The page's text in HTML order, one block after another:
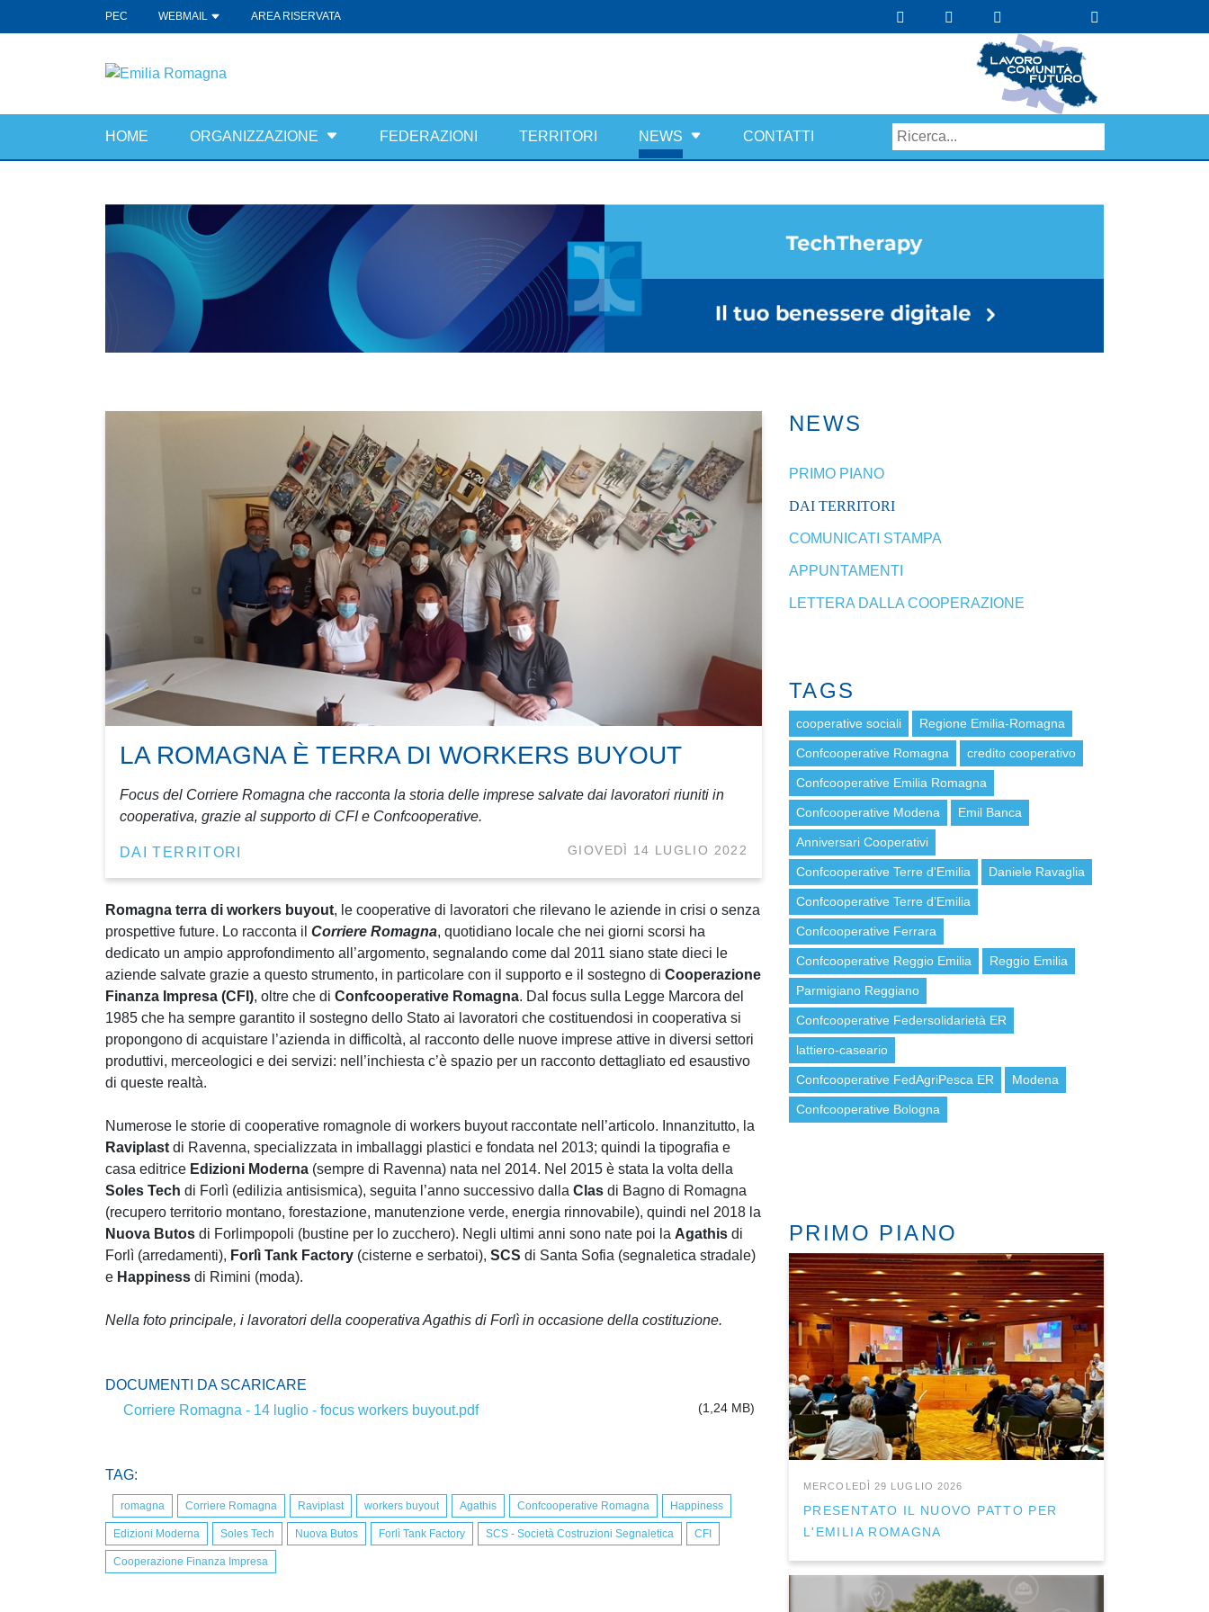
PEC WEBMAIL AREA RISERVATA
HOME ORGANIZZAZIONE FEDERAZIONI TERRITORI NEWS CONTATTI
LA ROMAGNA È TERRA DI WORKERS BUYOUT
Focus del Corriere Romagna che racconta la storia delle imprese salvate dai lavoratori riuniti in
cooperativa, grazie al supporto di CFI e Confcooperative.
DAI TERRITORI GIOVEDÌ 14 LUGLIO 2022
Romagna terra di workers buyout, le cooperative di lavoratori che rilevano le aziende in crisi o senza
prospettive future. Lo racconta il Corriere Romagna, quotidiano locale che nei giorni scorsi ha
dedicato un ampio approfondimento all’argomento, segnalando come dal 2011 siano state dieci le
aziende salvate grazie a questo strumento, in particolare con il supporto e il sostegno di Cooperazione
Finanza Impresa (CFI), oltre che di Confcooperative Romagna. Dal focus sulla Legge Marcora del
1985 che ha sempre garantito il sostegno dello Stato ai lavoratori che costituendosi in cooperativa si
propongono di acquistare l’azienda in difficoltà, al racconto delle nuove imprese attive in diversi settori
produttivi, merceologici e dei servizi: nell’inchiesta c’è spazio per un racconto dettagliato ed esaustivo
di queste realtà.
Numerose le storie di cooperative romagnole di workers buyout raccontate nell’articolo. Innanzitutto, la
Raviplast di Ravenna, specializzata in imballaggi plastici e fondata nel 2013; quindi la tipografia e
casa editrice Edizioni Moderna (sempre di Ravenna) nata nel 2014. Nel 2015 è stata la volta della
Soles Tech di Forlì (edilizia antisismica), seguita l’anno successivo dalla Clas di Bagno di Romagna
(recupero territorio montano, forestazione, manutenzione verde, energia rinnovabile), quindi nel 2018 la
Nuova Butos di Forlimpopoli (bustine per lo zucchero). Negli ultimi anni sono nate poi la Agathis di
Forlì (arredamenti), Forlì Tank Factory (cisterne e serbatoi), SCS di Santa Sofia (segnaletica stradale)
e Happiness di Rimini (moda).
Nella foto principale, i lavoratori della cooperativa Agathis di Forlì in occasione della costituzione.
DOCUMENTI DA SCARICARE
Corriere Romagna - 14 luglio - focus workers buyout.pdf
(1,24 MB)
TAG:
romagna Corriere Romagna Raviplast workers buyout Agathis Confcooperative Romagna Happiness
Edizioni Moderna Soles Tech Nuova Butos Forlì Tank Factory SCS - Società Costruzioni Segnaletica CFI
Cooperazione Finanza Impresa
NEWS
PRIMO PIANO
DAI TERRITORI
COMUNICATI STAMPA
APPUNTAMENTI
LETTERA DALLA COOPERAZIONE
TAGS
cooperative sociali Regione Emilia-Romagna
Confcooperative Romagna credito cooperativo
Confcooperative Emilia Romagna
Confcooperative Modena Emil Banca
Anniversari Cooperativi
Confcooperative Terre d'Emilia Daniele Ravaglia
Confcooperative Terre d’Emilia
Confcooperative Ferrara
Confcooperative Reggio Emilia Reggio Emilia
Parmigiano Reggiano
Confcooperative Federsolidarietà ER
lattiero-caseario
Confcooperative FedAgriPesca ER Modena
Confcooperative Bologna
PRIMO PIANO
MERCOLEDÌ 29 LUGLIO 2026
PRESENTATO IL NUOVO PATTO PER
L'EMILIA ROMAGNA